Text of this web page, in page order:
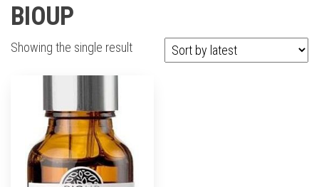
BIOUP
Showing the single result